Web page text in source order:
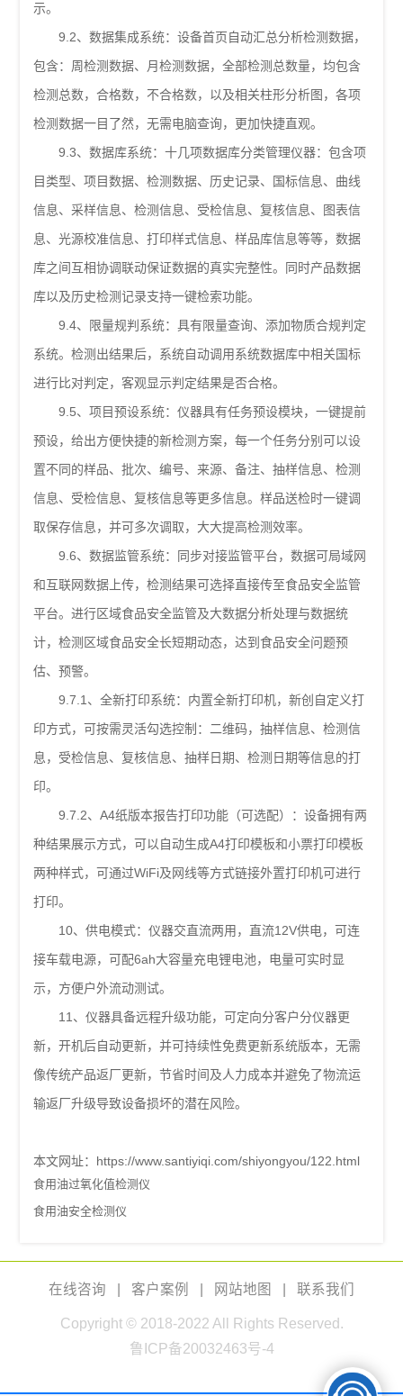
示。
9.2、数据集成系统：设备首页自动汇总分析检测数据，
包含：周检测数据、月检测数据，全部检测总数量，均包含
检测总数，合格数，不合格数，以及相关柱形分析图，各项
检测数据一目了然，无需电脑查询，更加快捷直观。
9.3、数据库系统：十几项数据库分类管理仪器：包含项
目类型、项目数据、检测数据、历史记录、国标信息、曲线
信息、采样信息、检测信息、受检信息、复核信息、图表信
息、光源校准信息、打印样式信息、样品库信息等等，数据
库之间互相协调联动保证数据的真实完整性。同时产品数据
库以及历史检测记录支持一键检索功能。
9.4、限量规判系统：具有限量查询、添加物质合规判定
系统。检测出结果后，系统自动调用系统数据库中相关国标
进行比对判定，客观显示判定结果是否合格。
9.5、项目预设系统：仪器具有任务预设模块，一键提前
预设，给出方便快捷的新检测方案，每一个任务分别可以设
置不同的样品、批次、编号、来源、备注、抽样信息、检测
信息、受检信息、复核信息等更多信息。样品送检时一键调
取保存信息，并可多次调取，大大提高检测效率。
9.6、数据监管系统：同步对接监管平台，数据可局域网
和互联网数据上传，检测结果可选择直接传至食品安全监管
平台。进行区域食品安全监管及大数据分析处理与数据统
计，检测区域食品安全长短期动态，达到食品安全问题预
估、预警。
9.7.1、全新打印系统：内置全新打印机，新创自定义打
印方式，可按需灵活勾选控制：二维码，抽样信息、检测信
息，受检信息、复核信息、抽样日期、检测日期等信息的打
印。
9.7.2、A4纸版本报告打印功能（可选配）：设备拥有两
种结果展示方式，可以自动生成A4打印模板和小票打印模板
两种样式，可通过WiFi及网线等方式链接外置打印机可进行
打印。
10、供电模式：仪器交直流两用，直流12V供电，可连
接车载电源，可配6ah大容量充电锂电池，电量可实时显
示，方便户外流动测试。
11、仪器具备远程升级功能，可定向分客户分仪器更
新，开机后自动更新，并可持续性免费更新系统版本，无需
像传统产品返厂更新，节省时间及人力成本并避免了物流运
输返厂升级导致设备损坏的潜在风险。
本文网址： https://www.santiyiqi.com/shiyongyou/122.html
食用油过氧化值检测仪
食用油安全检测仪
在线咨询 客户案例 网站地图 联系我们
Copyright © 2018-2022 All Rights Reserved.
鲁ICP备20032463号-4